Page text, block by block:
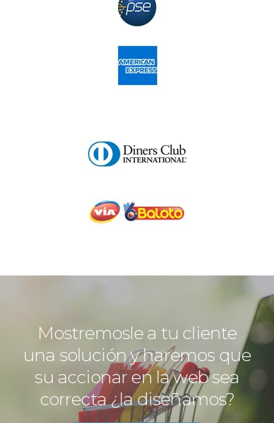
Mostremosle a tu cliente
una solución y haremos que
su accionar en la web sea
correcta ¿la diseñamos?